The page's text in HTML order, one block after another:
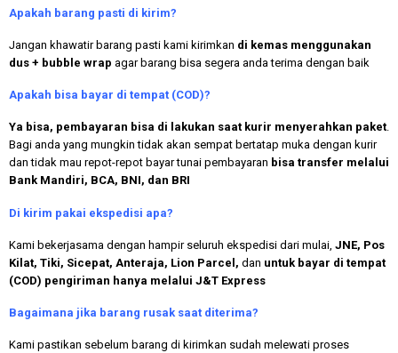
Apakah barang pasti di kirim?
Jangan khawatir barang pasti kami kirimkan di kemas menggunakan
dus + bubble wrap agar barang bisa segera anda terima dengan baik
Apakah bisa bayar di tempat (COD)?
Ya bisa, pembayaran bisa di lakukan saat kurir menyerahkan paket.
Bagi anda yang mungkin tidak akan sempat bertatap muka dengan kurir
dan tidak mau repot-repot bayar tunai pembayaran bisa transfer melalui
Bank Mandiri, BCA, BNI, dan BRI
Di kirim pakai ekspedisi apa?
Kami bekerjasama dengan hampir seluruh ekspedisi dari mulai, JNE, Pos
Kilat, Tiki, Sicepat, Anteraja, Lion Parcel, dan untuk bayar di tempat
(COD) pengiriman hanya melalui J&T Express
Bagaimana jika barang rusak saat diterima?
Kami pastikan sebelum barang di kirimkan sudah melewati proses